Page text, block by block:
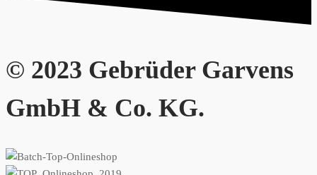
© 2023 Gebrüder Garvens
GmbH & Co. KG.